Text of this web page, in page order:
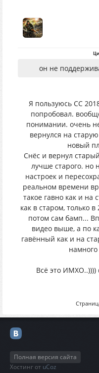
он не
Я пользуюсь СС
попробовал.
понимании. очень
вернулся на
новый
Снёс и вернул
лучше старого. но
настроек и
реальном времени
такое гавно как и на
как в старом, только
потом сам бамп...
видео выше, а по
гавённый как и на
Всё это ИМХО..))))
Полная версия сайта
Хостинг от uCoz